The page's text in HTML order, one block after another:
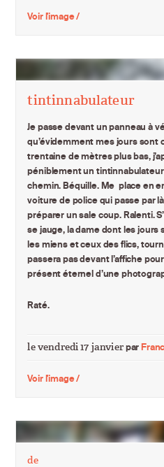
Voir l'image /
tintinnabulateur
Je passe devant un panneau à
qu’évidemment mes jours sont
trentaine de mètres plus bas,
péniblement un
chemin. Béquille. Me place en
voiture de police qui passe par
préparer un sale coup. Ralenti.
se jauge, la dame dont les
les miens et ceux des flics,
passera pas devant l’affiche
présent éternel d’une
Raté.
le vendredi 17 janvierpar
Voir l'image /
de